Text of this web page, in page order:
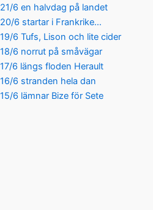
21/6 en halvdag på landet
20/6 startar i Frankrike…
19/6 Tufs, Lison och lite cider
18/6 norrut på småvägar
17/6 längs floden Herault
16/6 stranden hela dan
15/6 lämnar Bize för Sete